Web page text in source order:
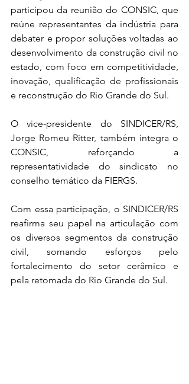
participou da reunião do CONSIC, que
reúne representantes da indústria para
debater e propor soluções voltadas ao
desenvolvimento da construção civil no
estado, com foco em competitividade,
inovação, qualificação de profissionais
e reconstrução do Rio Grande do Sul.
O vice-presidente do SINDICER/RS,
Jorge Romeu Ritter, também integra o
CONSIC, reforçando a
representatividade do sindicato no
conselho temático da FIERGS.
Com essa participação, o SINDICER/RS
reafirma seu papel na articulação com
os diversos segmentos da construção
civil, somando esforços pelo
fortalecimento do setor cerâmico e
pela retomada do Rio Grande do Sul.